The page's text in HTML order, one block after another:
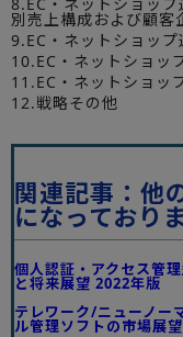
別売上構成および顧客
9.EC・ネットショッ
10.EC・ネットショッ
11.EC・ネットショッ
12.戦略その他
関連記事：他
になっておりま
個人認証・アクセス管
と将来展望 2022年版
テレワーク/ニューノー
ル管理ソフトの市場展